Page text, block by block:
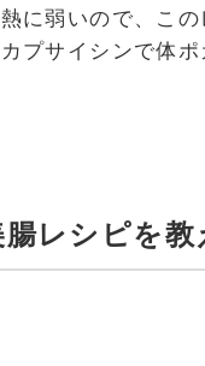
に弱いので、こ
プサイシンで体
レシピを教